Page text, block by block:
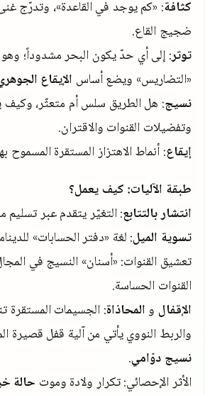
كثافة: «كم يوجد في القاعدة»، وتدرّج
ضجيج القاع.
توتر: إلى أي حدّ يكون البحر مشدوداً؛
«التضاريس» ويضع أساس الإيقاع
نسيج: هل الطريق سلس أم متعثّر، وكيف
وتفضيلات القنوات والاقتران.
إيقاع: أنماط الاهتزاز المستقرة المسموح
طبقة الآليات: كيف يعمل؟
انتشار بالتتابع: التغيّر يتقدم عبر تسليم
تسوية الميل: لغة «دفتر الحسابات»
تعشيق القنوات: «أسنان» النسيج في
القنوات الحساسة.
الإقفال والمحاذاة: الجسيمات المستقرة
والربط النووي يأتي من آلية قفل قصيرة
نسيج دوّامي.
الأثر الإحصائي: تكرار ولادة وموت حالة